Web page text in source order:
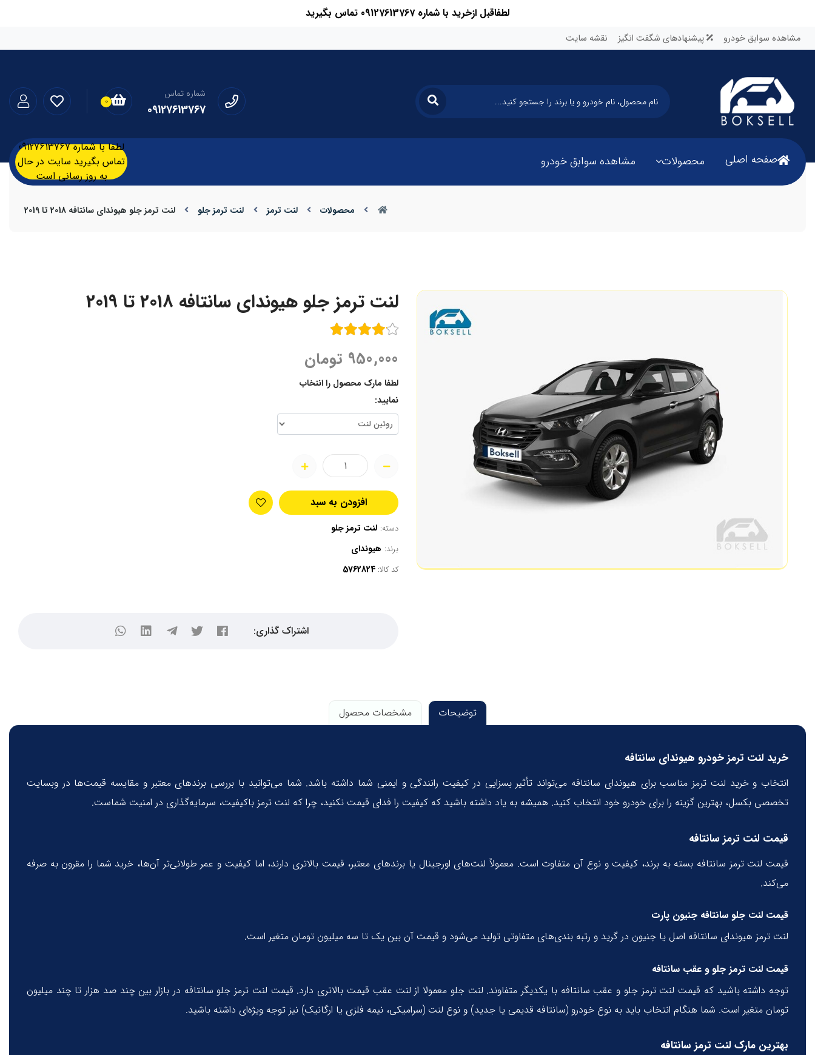
لطفاقبل ازخرید با شماره 09127613767 تماس بگیرید
مشاهده سوابق خودرو پیشنهادهای شگفت انگیز نقشه سایت
شماره تماس
09127613767
0
صفحه اصلی محصولات مشاهده سوابق خودرو
لطفا با شماره 09127613767
تماس بگیرید سایت در حال
به روز رسانی است
محصولات لنت ترمز لنت ترمز جلو لنت ترمز جلو هیوندای سانتافه 2018 تا 2019
لنت ترمز جلو هیوندای سانتافه 2018 تا 2019
950,000 تومان
لطفا مارک محصول را انتخاب
نمایید:
افزودن به سبد
دسته: لنت ترمز جلو
برند: هیوندای
کد کالا:
اشتراک گذاری:
توضیحات مشخصات محصول
خرید لنت ترمز خودرو هیوندای سانتافه
انتخاب و خرید لنت ترمز مناسب برای هیوندای سانتافه می‌تواند تأثیر بسزایی در کیفیت رانندگی و ایمنی شما داشته باشد. شما می‌توانید با بررسی برندهای معتبر و مقایسه قیمت‌ها در وبسایت
تخصصی بکسل، بهترین گزینه را برای خودرو خود انتخاب کنید. همیشه به یاد داشته باشید که کیفیت را فدای قیمت نکنید، چرا که لنت ترمز باکیفیت، سرمایه‌گذاری در امنیت شماست.
قیمت لنت ترمز سانتافه
قیمت لنت ترمز سانتافه بسته به برند، کیفیت و نوع آن متفاوت است. معمولاً لنت‌های اورجینال یا برندهای معتبر، قیمت بالاتری دارند، اما کیفیت و عمر طولانی‌تر آن‌ها، خرید شما را مقرون به صرفه
می‌کند.
قیمت لنت جلو سانتافه جنیون پارت
لنت ترمز هیوندای سانتافه اصل یا جنیون در گرید و رتبه بندی‌های متفاوتی تولید می‌شود و قیمت آن بین یک تا سه میلیون تومان متغیر است.
قیمت لنت ترمز جلو و عقب سانتافه
توجه داشته باشید که قیمت لنت ترمز جلو و عقب سانتافه با یکدیگر متفاوند. لنت جلو معمولا از لنت عقب قیمت بالاتری دارد. قیمت لنت ترمز جلو سانتافه در بازار بین چند صد هزار تا چند میلیون
تومان متغیر است. شما هنگام انتخاب باید به نوع خودرو (سانتافه قدیمی یا جدید) و نوع لنت (سرامیکی، نیمه فلزی یا ارگانیک) نیز توجه ویژه‌ای داشته باشید.
بهترین مارک لنت ترمز سانتافه